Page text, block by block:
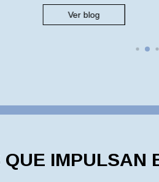
vicepresidenta, ha
misión de crear el primer
Ver blog
QUE IMPULSAN